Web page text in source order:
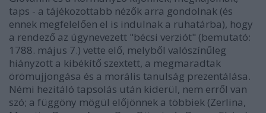
taps - a tájékozottabb nézők arra gondolnak (és
ennek megfelelően el is indulnak a ruhatárba), hogy
a rendező az úgynevezett "bécsi verziót" (bemutató:
1788. május 7.) vette elő, melyből valószínűleg
hiányzott a kibékítő szextett, a megmaradtak
örömujjongása és a morális tanulság prezentálása.
Némi hezitáló tapsolás után kiderül, nem erről van
szó; a függöny mögül előjönnek a többiek (Zerlina,